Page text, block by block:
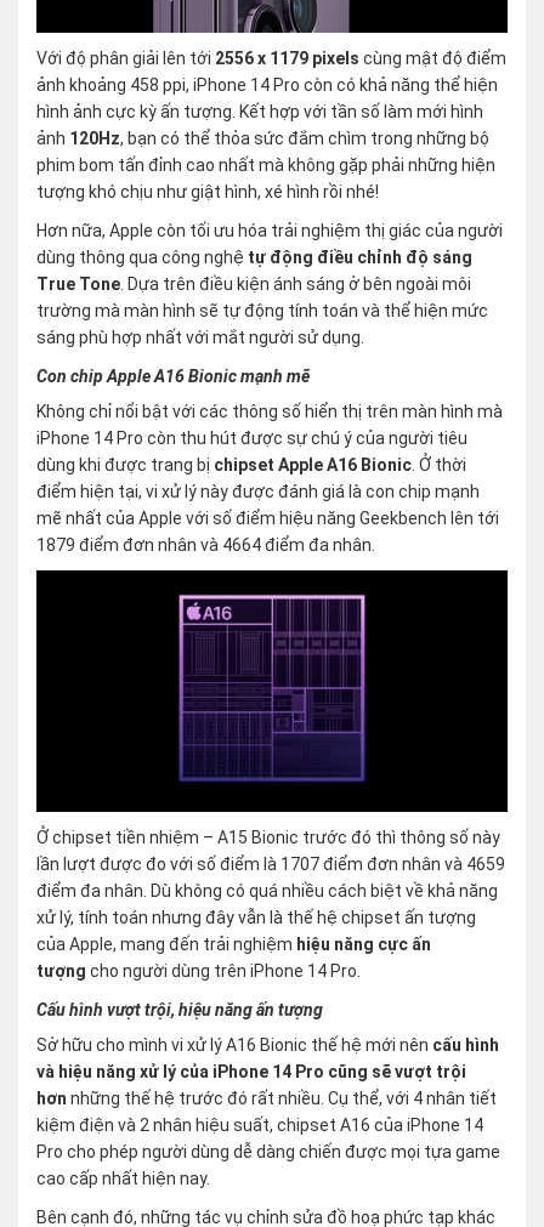
Với độ phân giải lên tới 2556 x 1179 pixels cùng mật độ điểm
ảnh khoảng 458 ppi, iPhone 14 Pro còn có khả năng thể hiện
hình ảnh cực kỳ ấn tượng. Kết hợp với tần số làm mới hình
ảnh 120Hz, bạn có thể thỏa sức đắm chìm trong những bộ
phim bom tấn đỉnh cao nhất mà không gặp phải những hiện
tượng khó chịu như giật hình, xé hình rồi nhé!
Hơn nữa, Apple còn tối ưu hóa trải nghiệm thị giác của người
dùng thông qua công nghệ tự động điều chỉnh độ sáng
True Tone . Dựa trên điều kiện ánh sáng ở bên ngoài môi
trường mà màn hình sẽ tự động tính toán và thể hiện mức
sáng phù hợp nhất với mắt người sử dụng.
Con chip Apple A16 Bionic mạnh mẽ
Không chỉ nổi bật với các thông số hiển thị trên màn hình mà
iPhone 14 Pro còn thu hút được sự chú ý của người tiêu
dùng khi được trang bị chipset Apple A16 Bionic . Ở thời
điểm hiện tại, vi xử lý này được đánh giá là con chip mạnh
mẽ nhất của Apple với số điểm hiệu năng Geekbench lên tới
1879 điểm đơn nhân và 4664 điểm đa nhân.
Ở chipset tiền nhiệm – A15 Bionic trước đó thì thông số này
lần lượt được đo với số điểm là 1707 điểm đơn nhân và 4659
điểm đa nhân. Dù không có quá nhiều cách biệt về khả năng
xử lý, tính toán nhưng đây vẫn là thế hệ chipset ấn tượng
của Apple, mang đến trải nghiệm hiệu năng cực ấn
tượng cho người dùng trên iPhone 14 Pro.
Cấu hình vượt trội, hiệu năng ấn tượng
Sở hữu cho mình vi xử lý A16 Bionic thế hệ mới nên cấu hình
và hiệu năng xử lý của iPhone 14 Pro cũng sẽ vượt trội
hơn những thế hệ trước đó rất nhiều. Cụ thể, với 4 nhân tiết
kiệm điện và 2 nhân hiệu suất, chipset A16 của iPhone 14
Pro cho phép người dùng dễ dàng chiến được mọi tựa game
cao cấp nhất hiện nay.
Bên cạnh đó, những tác vụ chỉnh sửa đồ hoạ phức tạp khác